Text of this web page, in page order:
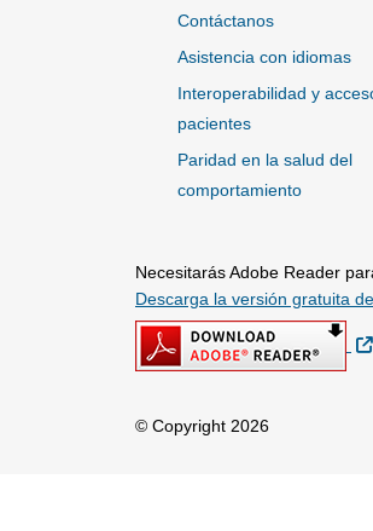
Contáctanos
Asistencia con idiomas
Interoperabilidad y
pacientes
Paridad en la salud del
comportamiento
Necesitarás Adobe Reader
Descarga la versión gratuita
© Copyright 2026